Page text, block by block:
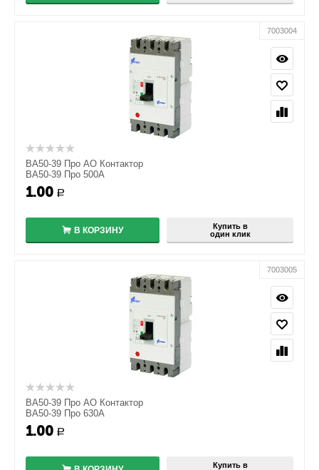
7003004
ВА50-39 Про АО Контактор
ВА50-39 Про 500А
1.00 Р
В КОРЗИНУ
Купить в
один клик
7003005
ВА50-39 Про АО Контактор
ВА50-39 Про 630А
1.00 Р
Купить в